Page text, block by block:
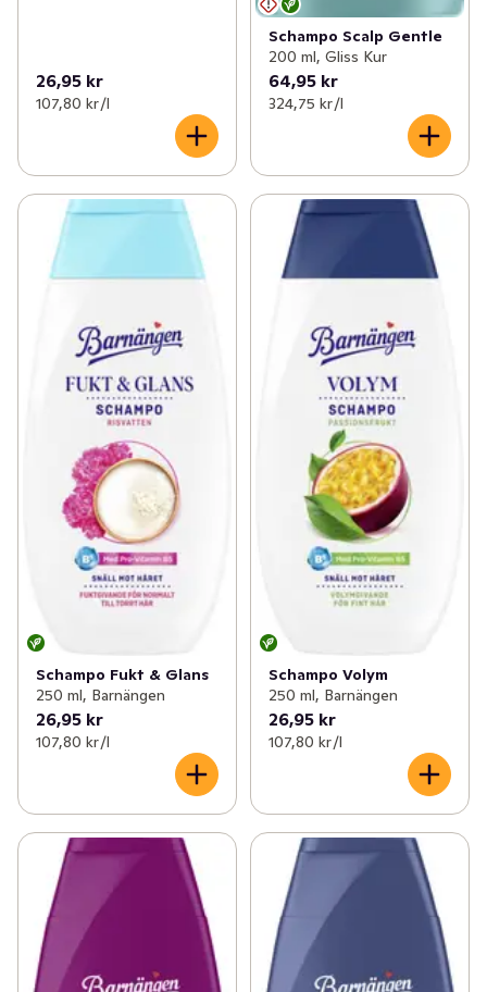
26,95 kr
107,80 kr /l
Schampo Scalp Gentle
200 ml, Gliss Kur
64,95 kr
324,75 kr /l
Schampo Fukt & Glans
250 ml, Barnängen
26,95 kr
107,80 kr /l
Schampo Volym
250 ml, Barnängen
26,95 kr
107,80 kr /l